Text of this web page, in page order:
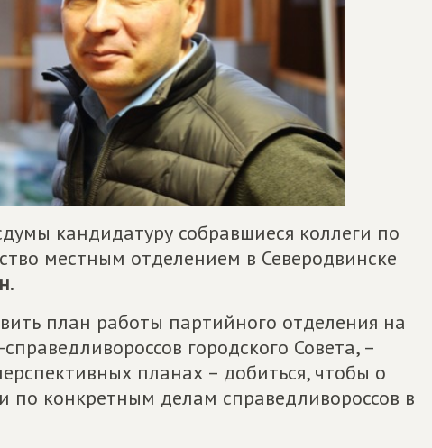
кандидатуру собравшиеся коллеги по
местным отделением в Северодвинске
.
план работы партийного отделения на
городского Совета, –
планах – добиться, чтобы о
по конкретным делам справедливороссов в